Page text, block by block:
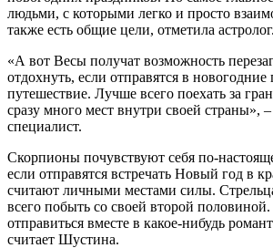
людьми, с которыми легко и просто
также есть общие цели, отметила астролог.
«А вот Весы получат возможность
отдохнуть, если отправятся в новогодние
путешествие. Лучше всего поехать за
сразу много мест внутри своей страны», –
специалист.
Скорпионы почувствуют себя по-
если отправятся встречать Новый год в
считают личными местами силы.
всего побыть со своей второй
отправиться вместе в какое-нибудь
считает Шустина.